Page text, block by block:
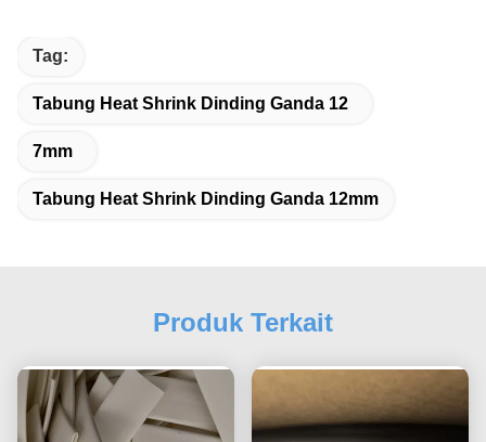
Tag:
Tabung Heat Shrink Dinding Ganda 12
7mm
Tabung Heat Shrink Dinding Ganda 12mm
Produk Terkait